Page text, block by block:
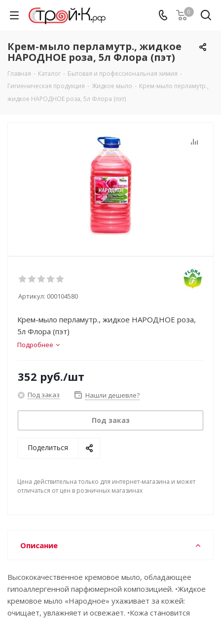
0
Крем-мыло перламутр., жидкое
НАРОДНОЕ роза, 5л Флора (пэт)
Главная - Каталог - Бытовая и профессиональная химия -
Гигиеническая продукция - Жидкое мыло - Крем-мыло перламутр.,
жидкое НАРОДНОЕ роза, 5л Флора (пэт)
Артикул: 000104580
Крем-мыло перламутр., жидкое НАРОДНОЕ роза,
5л Флора (пэт)
Подробнее
352 руб./шт
Под заказ Нашли дешевле?
Под заказ
Поделиться
Цена действительна только для интернет-магазина и может
отличаться от цен в розничных магазинах
Описание
Высококачественное кремовое мыло, обладающее
гипоаллергенной парфюмерной композицией. •Жидкое
кремовое мыло «Народное» ухаживает за кожей:
очищает, увлажняет и освежает. •Кожа становится